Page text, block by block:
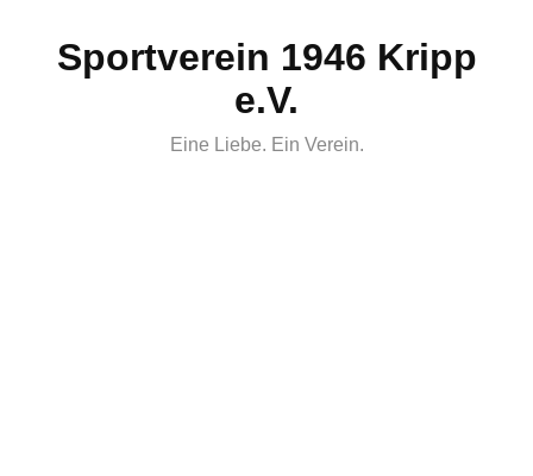
Sportverein 1946 Kripp
e.V.
Eine Liebe. Ein Verein.